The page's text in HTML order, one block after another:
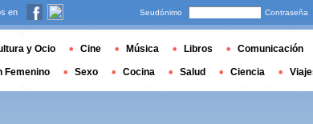
en Seudónimo Contraseña
y Ocio Cine Música Libros Comunicación
Femenino Sexo Cocina Salud Ciencia